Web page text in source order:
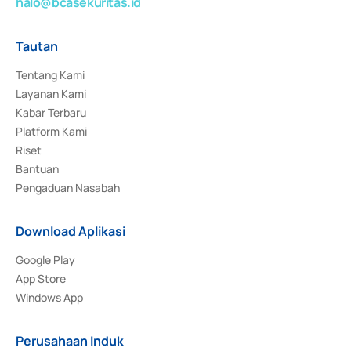
Tautan
Tentang Kami
Layanan Kami
Kabar Terbaru
Platform Kami
Riset
Bantuan
Pengaduan Nasabah
Download Aplikasi
Google Play
App Store
Windows App
Perusahaan Induk